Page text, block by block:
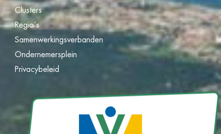
Clusters
Regio’s
Samenwerkingsverbanden
Ondernemersplein
Privacybeleid